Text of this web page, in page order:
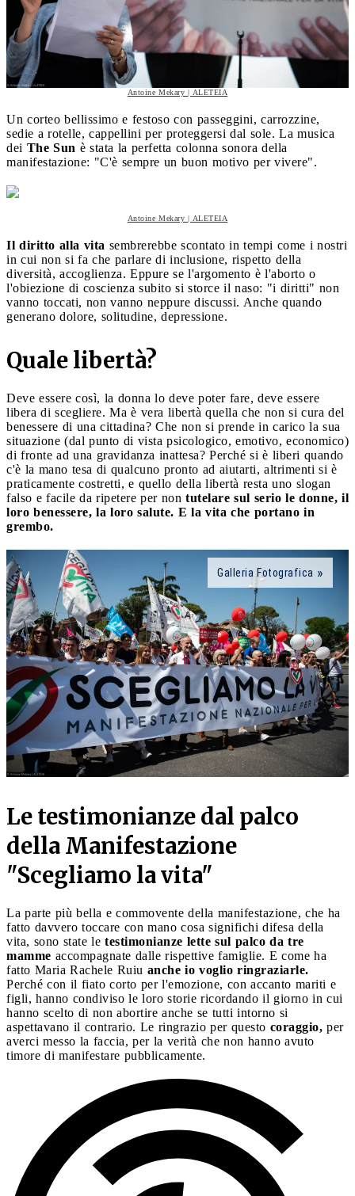
Antoine Mekary | ALETEIA
Un corteo bellissimo e festoso con passeggini, carrozzine,
sedie a rotelle, cappellini per proteggersi dal sole. La musica
dei The Sun è stata la perfetta colonna sonora della
manifestazione: "C'è sempre un buon motivo per vivere".
Antoine Mekary | ALETEIA
Il diritto alla vita sembrerebbe scontato in tempi come i nostri
in cui non si fa che parlare di inclusione, rispetto della
diversità, accoglienza. Eppure se l'argomento è l'aborto o
l'obiezione di coscienza subito si storce il naso: "i diritti" non
vanno toccati, non vanno neppure discussi. Anche quando
generano dolore, solitudine, depressione.
Quale libertà?
Deve essere così, la donna lo deve poter fare, deve essere
libera di scegliere. Ma è vera libertà quella che non si cura del
benessere di una cittadina? Che non si prende in carico la sua
situazione (dal punto di vista psicologico, emotivo, economico)
di fronte ad una gravidanza inattesa? Perché si è liberi quando
c'è la mano tesa di qualcuno pronto ad aiutarti, altrimenti si è
praticamente costretti, e quello della libertà resta uno slogan
falso e facile da ripetere per non tutelare sul serio le donne, il
loro benessere, la loro salute. E la vita che portano in
grembo.
Galleria Fotografica
Le testimonianze dal palco
della Manifestazione
"Scegliamo la vita"
La parte più bella e commovente della manifestazione, che ha
fatto davvero toccare con mano cosa significhi difesa della
vita, sono state le testimonianze lette sul palco da tre
mamme accompagnate dalle rispettive famiglie. E come ha
fatto Maria Rachele Ruiu anche io voglio ringraziarle.
Perché con il fiato corto per l'emozione, con accanto mariti e
figli, hanno condiviso le loro storie ricordando il giorno in cui
hanno scelto di non abortire anche se tutti intorno si
aspettavano il contrario. Le ringrazio per questo coraggio, per
averci messo la faccia, per la verità che non hanno avuto
timore di manifestare pubblicamente.